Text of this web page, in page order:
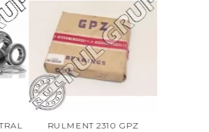
RULMENT 2310 GPZ
RULMENT 2310 E-